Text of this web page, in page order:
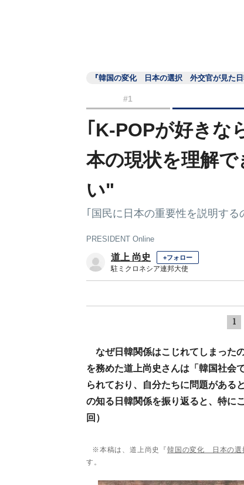
『韓国の変化 日本の選択 外交官が見た日
#1
｢K-POPが好きな
本の現状を理解
い"
｢国民に日本の重要性を説明する
PRESIDENT Online
道上 尚史 +フォロー
駐ミクロネシア連邦大使
1
なぜ日韓関係はこじれてしまった
を務めた道上尚史さんは「韓国社会
られており、自分たちに問題がある
の知る日韓関係を振り返ると、特
回）
※本稿は、道上尚史『韓国の変化 日本の
す。